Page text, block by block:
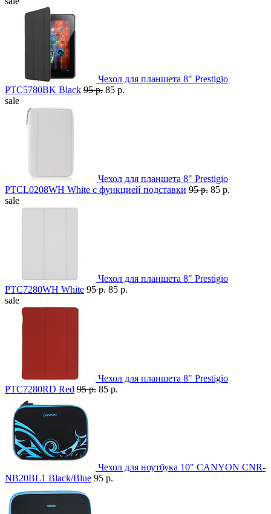
Чехол для планшета 8" Prestigio
PTC5780BK Black 95 р. 85 р.
sale
Чехол для планшета 8" Prestigio
PTCL0208WH White с функцией подставки 95 р. 85 р.
sale
Чехол для планшета 8" Prestigio
PTC7280WH White 95 р. 85 р.
sale
Чехол для планшета 8" Prestigio
PTC7280RD Red 95 р. 85 р.
Чехол для ноутбука 10" CANYON CNR-
NB20BL1 Black/Blue 95 р.